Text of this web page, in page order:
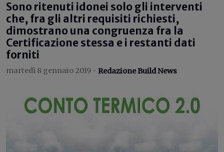
Sono ritenuti idonei solo gli interventi
che, fra gli altri requisiti richiesti,
dimostrano una congruenza fra la
Certificazione stessa e i restanti dati
forniti
martedì 8 gennaio 2019 - Redazione Build News